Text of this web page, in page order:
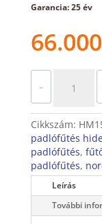
Garancia: 25 év
66.000
-
padlófűtés
alá
610W(3mm-
150W/m2-
4,2m2)
mennyiség
Cikkszám:
padlófűtés
padlófűtés,
padlófűtés,
Leírás
További